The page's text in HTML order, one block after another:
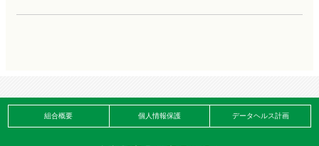
組合概要 個人情報保護 データヘルス計画